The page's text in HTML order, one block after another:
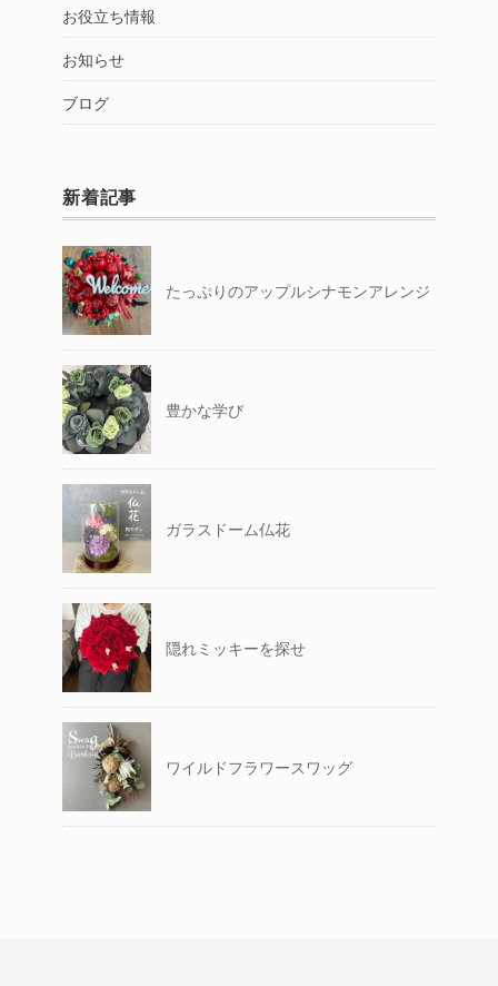
お役立ち情報
お知らせ
ブログ
新着記事
たっぷりのアップルシナモンアレンジ
豊かな学び
ガラスドーム仏花
隠れミッキーを探せ
ワイルドフラワースワッグ